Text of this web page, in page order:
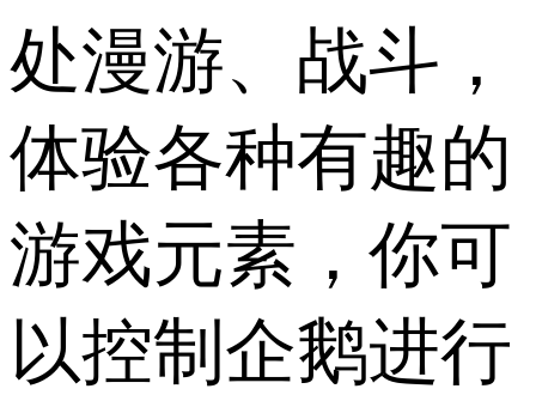
处漫游、战斗，
体验各种有趣的
游戏元素，你可
以控制企鹅进行